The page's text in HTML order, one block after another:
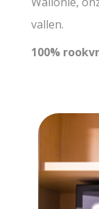
vallen.
100%